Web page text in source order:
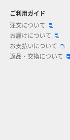
ご利用ガイド
注文について
お届けについて
お支払いについて
返品・交換について